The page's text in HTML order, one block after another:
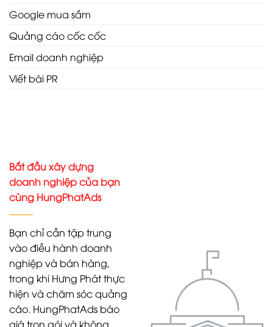
Google mua sắm
Quảng cáo cốc cốc
Email doanh nghiệp
Viết bài PR
Bắt đầu xây dựng
doanh nghiệp của bạn
cùng HungPhatAds
Bạn chỉ cần tập trung
vào điều hành doanh
nghiệp và bán hàng,
trong khi Hưng Phát thực
hiện và chăm sóc quảng
cáo. HungPhatAds báo
giá trọn gói và không